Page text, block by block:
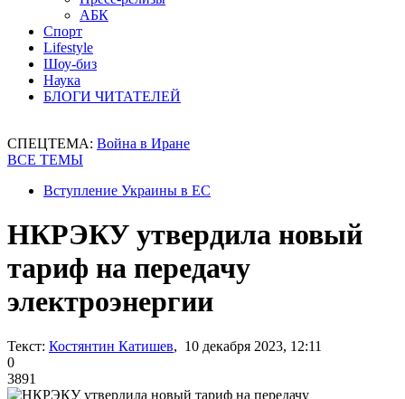
АБК
Спорт
Lifestyle
Шоу-биз
Наука
БЛОГИ ЧИТАТЕЛЕЙ
СПЕЦТЕМА: Война в Иране
ВСЕ ТЕМЫ
Вступление Украины в ЕС
НКРЭКУ утвердила новый
тариф на передачу
электроэнергии
Текст: Костянтин Катишев, 10 декабря 2023, 12:11
0
3891